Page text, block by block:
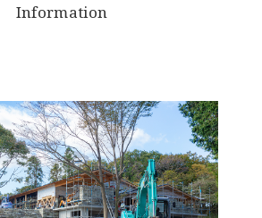
Information